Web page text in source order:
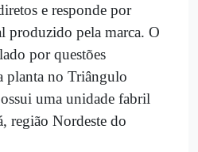
e responde por
produzido pela marca. O
por questões
planta no Triângulo
uma unidade fabril
região Nordeste do